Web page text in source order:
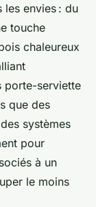
les envies : du
touche
chaleureux
porte-serviette
que des
systèmes
pour
à un
le moins